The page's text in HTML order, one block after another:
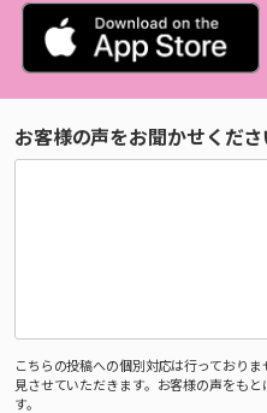
お客様の声をお聞かせくださ
こちらの投稿への個別対応は行っており
見させていただきます。お客様の声をも
す。